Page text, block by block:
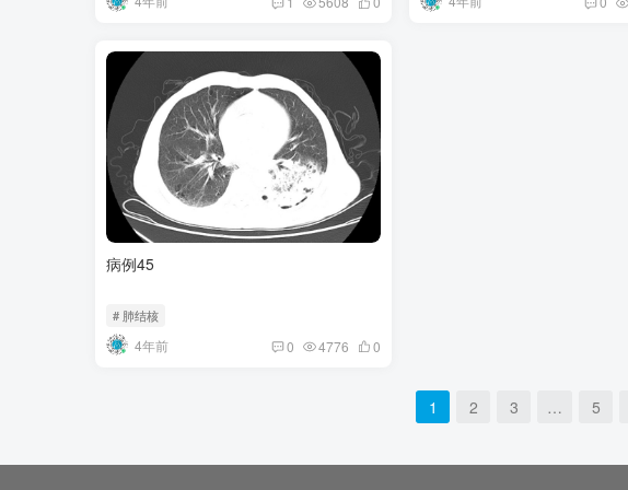
病例45
# 肺结核
4年前 0 4776 0
1 2 3 … 5